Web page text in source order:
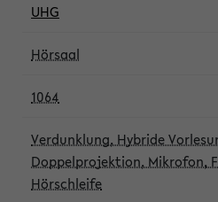
UHG
Hörsaal
1064
Verdunklung, Hybride
Doppelprojektion, Mikrofon,
Hörschleife